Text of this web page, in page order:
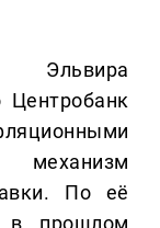
Центробанк
По её
в прошлом